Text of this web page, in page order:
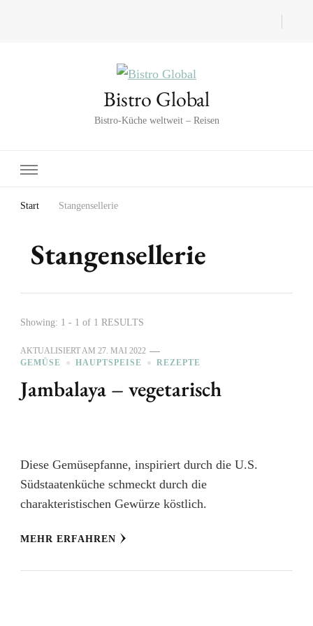
Bistro Global
Bistro-Küche weltweit – Reisen
Start Stangensellerie
Stangensellerie
Showing: 1 - 1 of 1 RESULTS
AKTUALISIERT AM 27. MAI 2022
GEMÜSE
HAUPTSPEISE REZEPTE
Jambalaya – vegetarisch
Diese Gemüsepfanne, inspiriert durch die U.S.
Südstaatenküche schmeckt durch die
charakteristischen Gewürze köstlich.
MEHR ERFAHREN